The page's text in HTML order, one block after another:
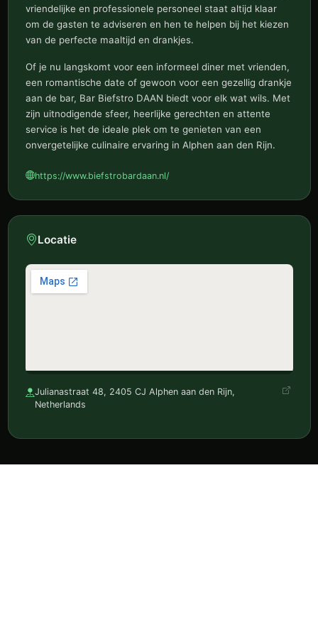
vriendelijke en professionele personeel staat altijd klaar
om de gasten te adviseren en hen te helpen bij het kiezen
van de perfecte maaltijd en drankjes.
Of je nu langskomt voor een informeel diner met vrienden,
een romantische date of gewoon voor een gezellig drankje
aan de bar, Bar Biefstro DAAN biedt voor elk wat wils. Met
zijn uitnodigende sfeer, heerlijke gerechten en attente
service is het de ideale plek om te genieten van een
onvergetelijke culinaire ervaring in Alphen aan den Rijn.
https://www.biefstrobardaan.nl/
Locatie
Julianastraat 48, 2405 CJ Alphen aan den Rijn,
Netherlands